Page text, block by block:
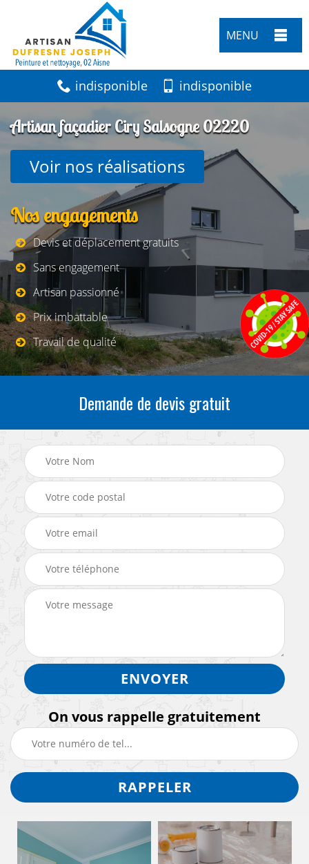
MENU
indisponible indisponible
Artisan façadier Ciry Salsogne 02220
Voir nos réalisations
Nos engagements
Devis et déplacement gratuits
Sans engagement
Artisan passionné
Prix imbattable
Travail de qualité
Demande de devis gratuit
On vous rappelle gratuitement